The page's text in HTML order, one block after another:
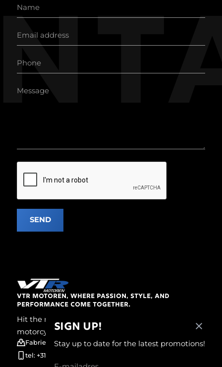
SEND
VTR MOTOREN, WHERE PASSION, STYLE, AND
PERFORMANCE COME TOGETHER.
Hit the road in style with your personalized
motorcycle.
Fabrieksweg 2a, 7451 PT Holten, The Netherlands
tel: +31 (0) 548 54 60 99
SIGN UP!
Stay up to date for the latest promotions!